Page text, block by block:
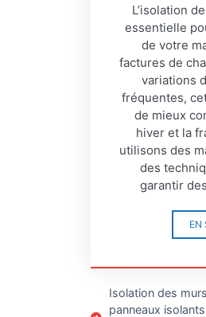
L’isolation
essentielle
de votre
factures de
variations
fréquentes,
de mieux
hiver et la
utilisons des
des
garantir
EN
Isolation des
panneaux